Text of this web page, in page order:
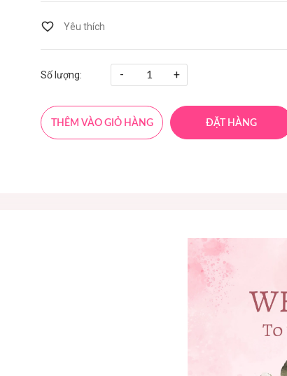
Số lượng: - +
THÊM VÀO GIỎ HÀNG ĐẶT HÀNG